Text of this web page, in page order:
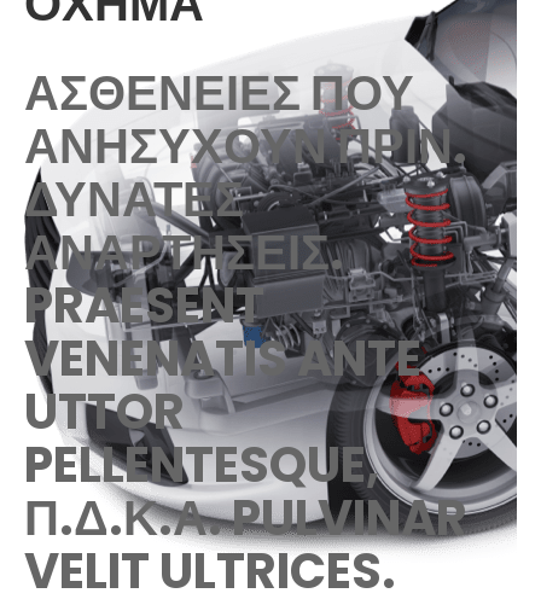
ΑΣΘΈΝΕΙΕΣ ΠΟΥ
ΑΝΗΣΥΧΟΎΝ ΠΡΙΝ.
ΔΥΝΑΤΈΣ
ΑΝΑΡΤΉΣΕΙΣ.
PRAESENT
VENENATIS ANTE
UTTOR
PELLENTESQUE,
Π.Δ.Κ.Α. PULVINAR
VELIT ULTRICES.